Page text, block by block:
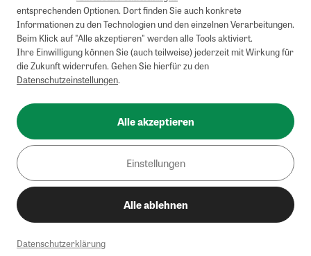
entsprechenden Optionen. Dort finden Sie auch konkrete
Informationen zu den Technologien und den einzelnen Verarbeitungen.
Beim Klick auf "Alle akzeptieren" werden alle Tools aktiviert.
Ihre Einwilligung können Sie (auch teilweise) jederzeit mit Wirkung für
die Zukunft widerrufen. Gehen Sie hierfür zu den
Datenschutzeinstellungen.
Alle akzeptieren
Einstellungen
Alle ablehnen
Datenschutzerklärung